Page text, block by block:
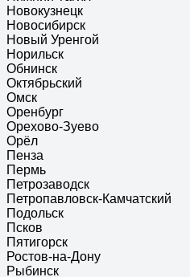
Новокузнецк
Новосибирск
Новый Уренгой
Норильск
Обнинск
Октябрьский
Омск
Оренбург
Орехово-Зуево
Орёл
Пенза
Пермь
Петрозаводск
Петропавловск-Камчатский
Подольск
Псков
Пятигорск
Ростов-на-Дону
Рыбинск